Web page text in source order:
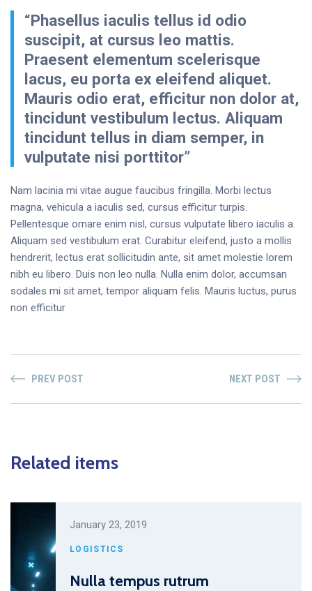
“Phasellus iaculis tellus id odio
suscipit, at cursus leo mattis.
Praesent elementum scelerisque
lacus, eu porta ex eleifend aliquet.
Mauris odio erat, efficitur non dolor at,
tincidunt vestibulum lectus. Aliquam
tincidunt tellus in diam semper, in
vulputate nisi porttitor”
Nam lacinia mi vitae augue faucibus fringilla. Morbi lectus
magna, vehicula a iaculis sed, cursus efficitur turpis.
Pellentesque ornare enim nisl, cursus vulputate libero iaculis a.
Aliquam sed vestibulum erat. Curabitur eleifend, justo a mollis
hendrerit, lectus erat sollicitudin ante, sit amet molestie lorem
nibh eu libero. Duis non leo nulla. Nulla enim dolor, accumsan
sodales mi sit amet, tempor aliquam felis. Mauris luctus, purus
non efficitur
PREV POST NEXT POST
Related items
January 23, 2019
LOGISTICS
Nulla tempus rutrum